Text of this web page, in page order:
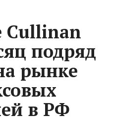
Cullinan
подряд
рынке
в РФ